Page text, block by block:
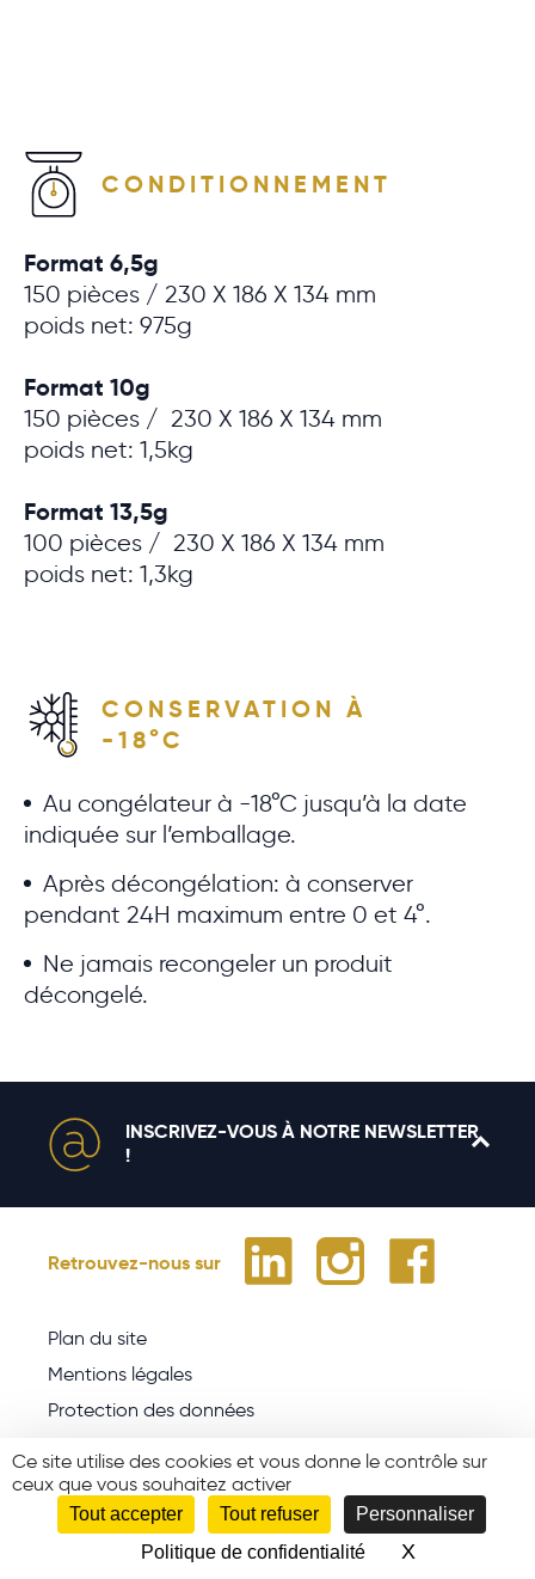
Ce site utilise des cookies et vous donne le contrôle sur
ceux que vous souhaitez activer
Tout accepter Tout refuser
Personnaliser
Politique de confidentialité
XMasquer le
CONDITIONNEMENT
Format 6,5g
150 pièces / 230 X 186 X 134 mm
poids net: 975g
Format 10g
150 pièces / 230 X 186 X 134 mm
poids net: 1,5kg
Format 13,5g
100 pièces / 230 X 186 X 134 mm
poids net: 1,3kg
CONSERVATION À
-18°C
Au congélateur à -18°C jusqu’à la date
indiquée sur l’emballage.
Après décongélation: à conserver
pendant 24H maximum entre 0 et 4°.
Ne jamais recongeler un produit
décongelé.
Plan du site
Mentions légales
Protection des données
Nous rejoindre
Sites amis
Retrouvez-nous sur
INSCRIVEZ-VOUS À NOTRE NEWSLETTER
!